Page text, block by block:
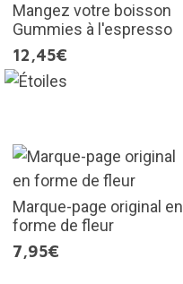
Mangez votre boisson
Gummies à l'espresso
12,45€
Marque-page original en
forme de fleur
7,95€